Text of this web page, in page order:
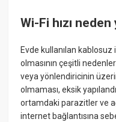
Wi-Fi hızı
Evde kullanılan kablosuz
olmasının çeşitli
veya yönlendiricinin
olmaması, eksik
ortamdaki parazitler ve
internet bağlantısına